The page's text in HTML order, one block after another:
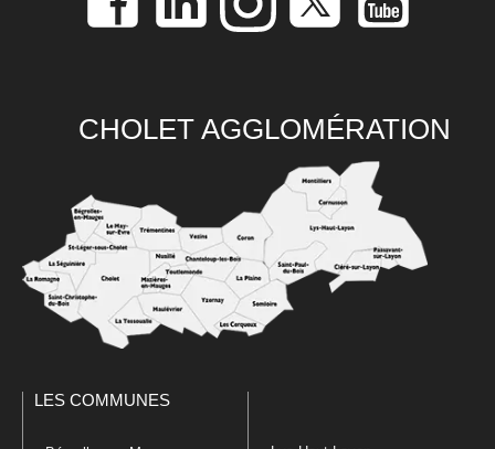
CHOLET AGGLOMÉRATION
LES COMMUNES